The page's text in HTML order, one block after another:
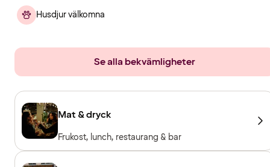
Husdjur välkomna
Se alla bekvämligheter
Mat & dryck
Frukost, lunch, restaurang & bar